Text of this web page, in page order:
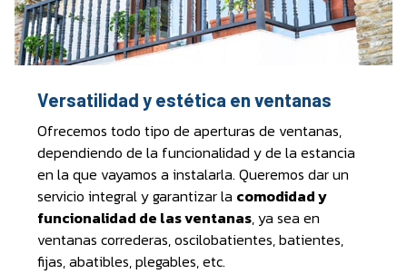
Versatilidad y estética en ventanas
Ofrecemos todo tipo de aperturas de ventanas,
dependiendo de la funcionalidad y de la estancia
en la que vayamos a instalarla. Queremos dar un
servicio integral y garantizar la comodidad y
funcionalidad de las ventanas, ya sea en
ventanas correderas, oscilobatientes, batientes,
fijas, abatibles, plegables, etc.